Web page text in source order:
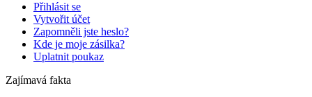
Přihlásit se
Vytvořit účet
Zapomněli jste heslo?
Kde je moje zásilka?
Uplatnit poukaz
Zajímavá fakta